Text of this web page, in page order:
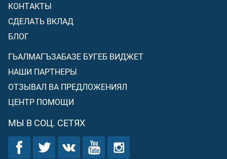
КОНТАКТЫ
СДЕЛАТЬ ВКЛАД
БЛОГ
ГЬАЛМАГЪЗАБАЗЕ БУГЕБ ВИДЖЕТ
НАШИ ПАРТНЕРЫ
ОТЗЫВАЛ ВА ПРЕДЛОЖЕНИЯЛ
ЦЕНТР ПОМОЩИ
МЫ В СОЦ. СЕТЯХ